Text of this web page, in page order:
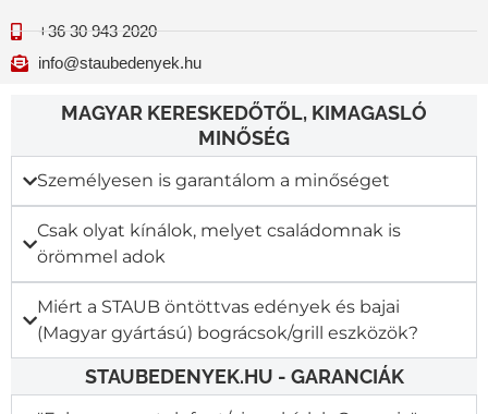
+36 30 943 2020
info@staubedenyek.hu
MAGYAR KERESKEDŐTŐL, KIMAGASLÓ
MINŐSÉG
Személyesen is garantálom a minőséget
Csak olyat kínálok, melyet családomnak is
örömmel adok
Miért a STAUB öntöttvas edények és bajai
(Magyar gyártású) bográcsok/grill eszközök?
STAUBEDENYEK.HU - GARANCIÁK